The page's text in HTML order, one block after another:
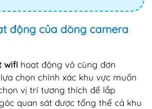
động của dòng camera
wifi hoạt động vô cùng đơn
chọn chính xác khu vực muốn
vị trí tương thích để lắp
quan sát được tổng thể cả khu